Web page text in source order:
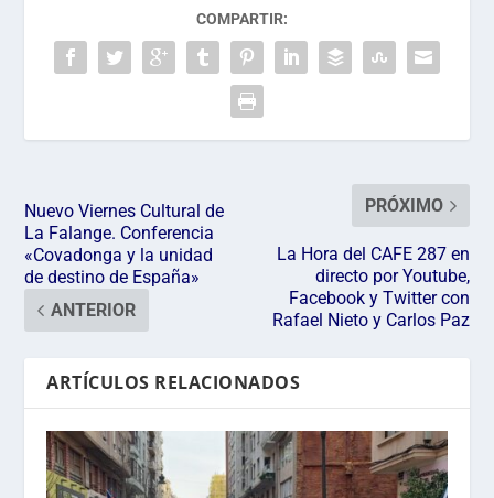
COMPARTIR:
Nuevo Viernes Cultural de
La Falange. Conferencia
«Covadonga y la unidad
de destino de España»
ANTERIOR
PRÓXIMO
La Hora del CAFE 287 en
directo por Youtube,
Facebook y Twitter con
Rafael Nieto y Carlos Paz
ARTÍCULOS RELACIONADOS